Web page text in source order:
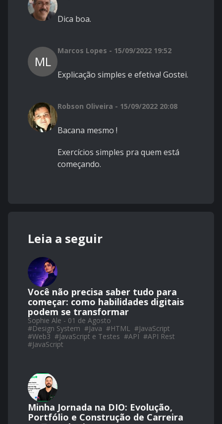
Dica boa.
ML
Marcos Lopes - 15/09/2022 19:52
Explicação simples e efetiva! Gostei.
Robson Oliveira - 15/09/2022 20:08
Bacana mesmo !
Exercícios simples pra quem está
começando.
Leia a seguir
Você não precisa saber tudo para
começar: como habilidades digitais
podem se transformar
Sophie Ale - 01 de Agosto
#Design System #Java #HTML #JavaScript
#Web3 #JavaScript e Testes #API #API Rest
#JavaScript
Minha Jornada na DIO: Evolução,
Portfólio e Construção de Carreira